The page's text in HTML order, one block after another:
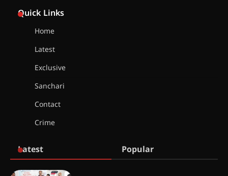
Quick Links
Home
Latest
Exclusive
Sanchari
Contact
Crime
Latest Popular